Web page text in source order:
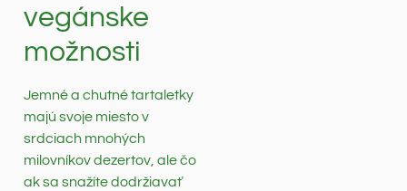
vegánske
možnosti
Jemné a chutné tartaletky
majú svoje miesto v
srdciach mnohých
milovníkov dezertov, ale čo
ak sa snažíte dodržiavať